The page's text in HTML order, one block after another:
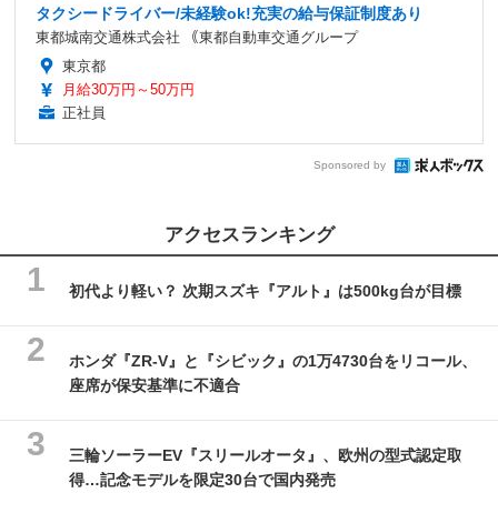
タクシードライバー/未経験ok!充実の給与保証制度あり
東都城南交通株式会社 ｟東都自動車交通グループ
東京都
月給30万円～50万円
正社員
Sponsored by
アクセスランキング
初代より軽い？ 次期スズキ『アルト』は500kg台が目標
ホンダ『ZR-V』と『シビック』の1万4730台をリコール、
座席が保安基準に不適合
三輪ソーラーEV『スリールオータ』、欧州の型式認定取
得…記念モデルを限定30台で国内発売